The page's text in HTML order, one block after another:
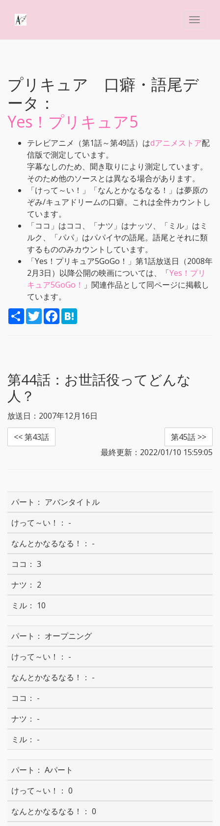
プリキュア 口癖・語尾デ
ータ：
Yes！プリキュア5
テレビアニメ（第1話～第49話）はdアニメストア配
信版で測定しています。
字幕なしのため、聞き取りにより測定しています。
そのため他のソースとは異なる場合があります。
「けって～い！」「なんとかなるなる！」は夢原の
ぞみ/キュアドリームの口癖。これは全件カウントし
ています。
「ココ」はココ、「ナツ」はナッツ、「ミル」はミ
ルク、「パパ」はパパイヤの語尾。語尾とそれに類
するもののみカウントしています。
「Yes！プリキュア5GoGo！」第1話放送日（2008年
2月3日）以降公開の映画については、「Yes！プリ
キュア5GoGo！ 」関連作品として同ページに掲載し
ています。
S
h
T
w
F
a
第44話： お世話役ってどんな
人？
放送日：2007年12月16日
<< 第43話
第45話 >>
最終更新：2022/01/10 15:59:05
アバンタイトル
-
-
3
2
10
オープニング
-
-
-
-
-
Aパート
0
0